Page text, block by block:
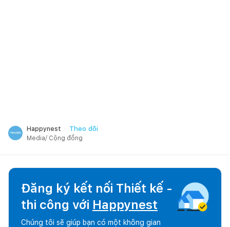
Happynest Theo dõi
Media/ Cộng đồng
Đăng ký kết nối Thiết kế -
thi công với Happynest
Chúng tôi sẽ giúp bạn có một không gian